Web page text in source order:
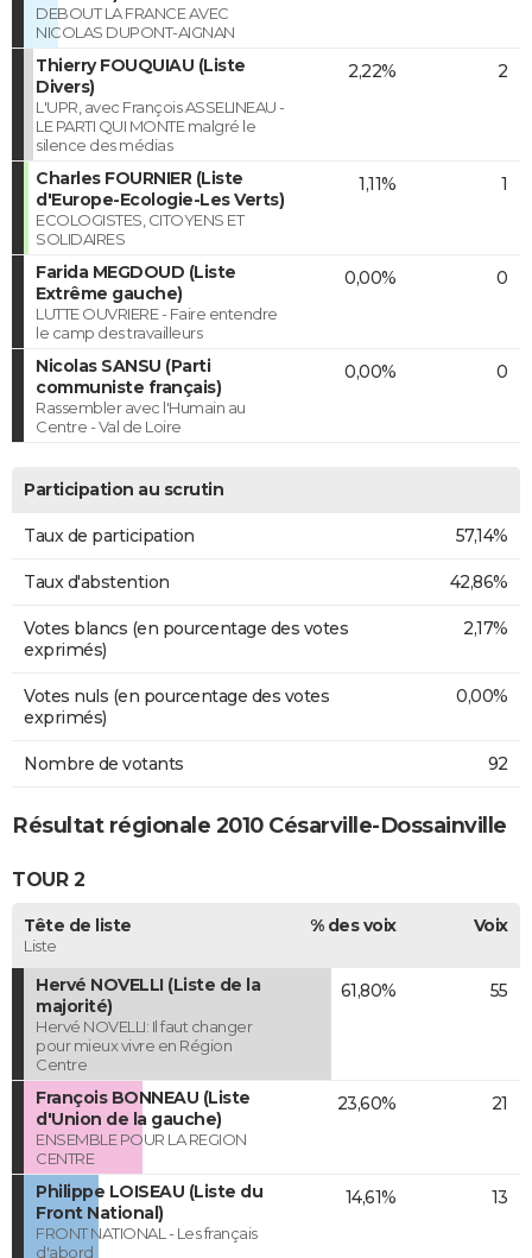
DEBOUT LA FRANCE AVEC
NICOLAS DUPONT-AIGNAN
Thierry FOUQUIAU (Liste
Divers)
L'UPR, avec François ASSELINEAU -
LE PARTI QUI MONTE malgré le
silence des médias
2,22% 2
Charles FOURNIER (Liste
d'Europe-Ecologie-Les Verts)
ECOLOGISTES, CITOYENS ET
SOLIDAIRES
1,11% 1
Farida MEGDOUD (Liste
Extrême gauche)
LUTTE OUVRIERE - Faire entendre
le camp des travailleurs
0,00% 0
Nicolas SANSU (Parti
communiste français)
Rassembler avec l'Humain au
Centre - Val de Loire
0,00% 0
Participation au scrutin
Taux de participation 57,14%
Taux d'abstention 42,86%
Votes blancs (en pourcentage des votes
exprimés)
2,17%
Votes nuls (en pourcentage des votes
exprimés)
0,00%
Nombre de votants 92
Résultat régionale 2010 Césarville-Dossainville
TOUR 2
Tête de liste
Liste
% des voix Voix
Hervé NOVELLI (Liste de la
majorité)
Hervé NOVELLI: Il faut changer
pour mieux vivre en Région
Centre
61,80% 55
François BONNEAU (Liste
d'Union de la gauche)
ENSEMBLE POUR LA REGION
CENTRE
23,60% 21
Philippe LOISEAU (Liste du
Front National)
FRONT NATIONAL - Les français
d'abord
14,61% 13